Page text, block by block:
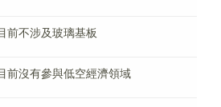
前不涉及玻璃基板
前沒有參與低空經濟領域